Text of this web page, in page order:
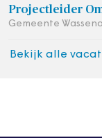
Projectleider
Gemeente
Bekijk alle